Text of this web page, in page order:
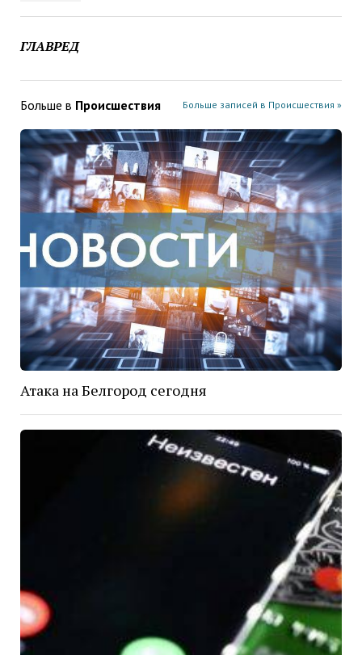
ГЛАВРЕД
Больше в Проиcшествия Больше записей в Проиcшествия »
Атака на Белгород сегодня